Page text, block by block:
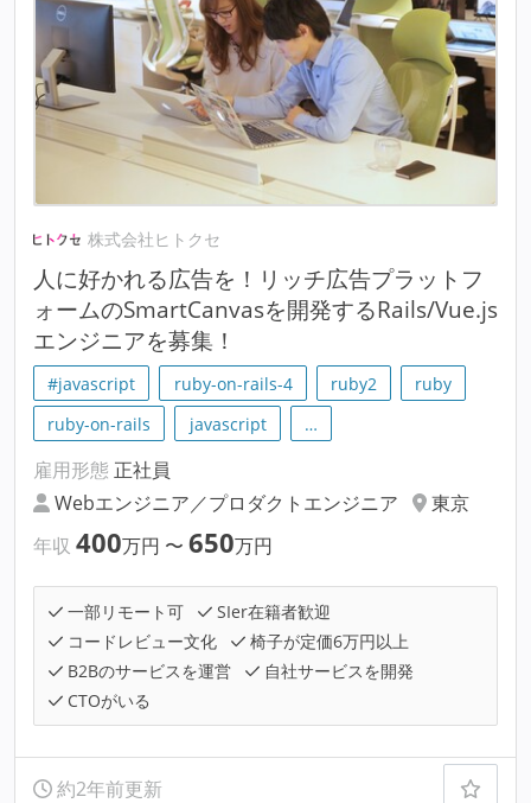
株式会社ヒトクセ
人に好かれる広告を！リッチ広告プラットフ
ォームのSmartCanvasを開発するRails/Vue.js
エンジニアを募集！
#javascript ruby-on-rails-4 ruby2
ruby
ruby-on-rails
javascript …
雇用形態 正社員
Webエンジニア／プロダクトエンジニア
東京
年収 400万円 〜 650万円
一部リモート可
SIer在籍者歓迎
コードレビュー文化
椅子が定価6万円以上
B2Bのサービスを運営
自社サービスを開発
CTOがいる
約2年前更新